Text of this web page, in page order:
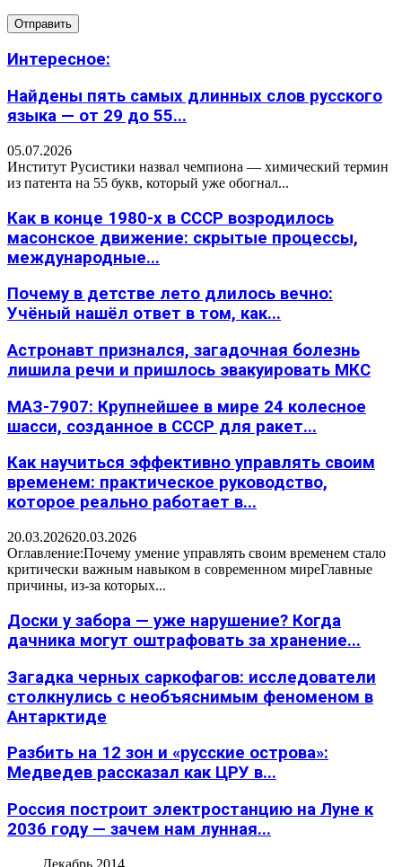
Интересное:
Найдены пять самых длинных слов русского
языка — от 29 до 55...
05.07.2026
Институт Русистики назвал чемпиона — химический термин
из патента на 55 букв, который уже обогнал...
Как в конце 1980-х в СССР возродилось
масонское движение: скрытые процессы,
международные...
Почему в детстве лето длилось вечно:
Учёный нашёл ответ в том, как...
Астронавт признался, загадочная болезнь
лишила речи и пришлось эвакуировать МКС
МАЗ-7907: Крупнейшее в мире 24 колесное
шасси, созданное в СССР для ракет...
Как научиться эффективно управлять своим
временем: практическое руководство,
которое реально работает в...
20.03.202620.03.2026
Оглавление:Почему умение управлять своим временем стало
критически важным навыком в современном миреГлавные
причины, из-за которых...
Доски у забора — уже нарушение? Когда
дачника могут оштрафовать за хранение...
Загадка черных саркофагов: исследователи
столкнулись с необъяснимым феноменом в
Антарктиде
Разбить на 12 зон и «русские острова»:
Медведев рассказал как ЦРУ в...
Россия построит электростанцию на Луне к
2036 году — зачем нам лунная...
Декабрь 2014